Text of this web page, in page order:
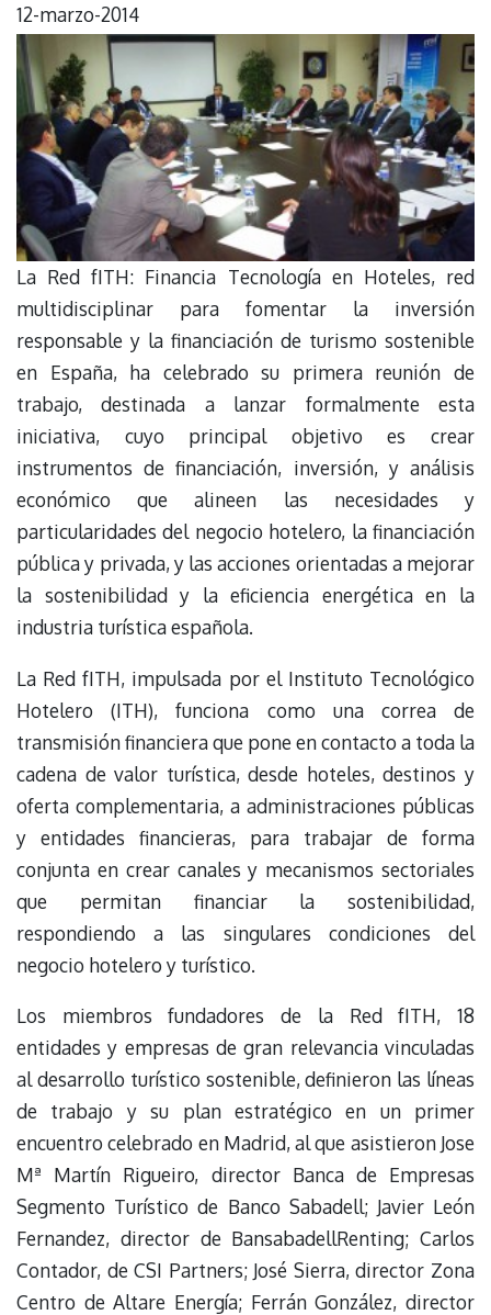
12-marzo-2014
La Red fITH: Financia Tecnología en Hoteles, red
multidisciplinar para fomentar la inversión
responsable y la financiación de turismo sostenible
en España, ha celebrado su primera reunión de
trabajo, destinada a lanzar formalmente esta
iniciativa, cuyo principal objetivo es crear
instrumentos de financiación, inversión, y análisis
económico que alineen las necesidades y
particularidades del negocio hotelero, la financiación
pública y privada, y las acciones orientadas a mejorar
la sostenibilidad y la eficiencia energética en la
industria turística española.
La Red fITH, impulsada por el Instituto Tecnológico
Hotelero (ITH), funciona como una correa de
transmisión financiera que pone en contacto a toda la
cadena de valor turística, desde hoteles, destinos y
oferta complementaria, a administraciones públicas
y entidades financieras, para trabajar de forma
conjunta en crear canales y mecanismos sectoriales
que permitan financiar la sostenibilidad,
respondiendo a las singulares condiciones del
negocio hotelero y turístico.
Los miembros fundadores de la Red fITH, 18
entidades y empresas de gran relevancia vinculadas
al desarrollo turístico sostenible, definieron las líneas
de trabajo y su plan estratégico en un primer
encuentro celebrado en Madrid, al que asistieron Jose
Mª Martín Rigueiro, director Banca de Empresas
Segmento Turístico de Banco Sabadell; Javier León
Fernandez, director de BansabadellRenting; Carlos
Contador, de CSI Partners; José Sierra, director Zona
Centro de Altare Energía; Ferrán González, director